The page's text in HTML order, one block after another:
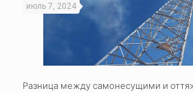
июль 7, 2024
Разница между самонесущими и